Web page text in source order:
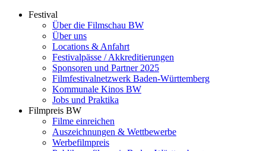
Festival
Über die Filmschau BW
Über uns
Locations & Anfahrt
Festivalpässe / Akkreditierungen
Sponsoren und Partner 2025
Filmfestivalnetzwerk ­Baden-Württemberg
Kommunale Kinos BW
Jobs und Praktika
Filmpreis BW
Filme einreichen
Auszeichnungen & Wettbewerbe
Werbefilmpreis